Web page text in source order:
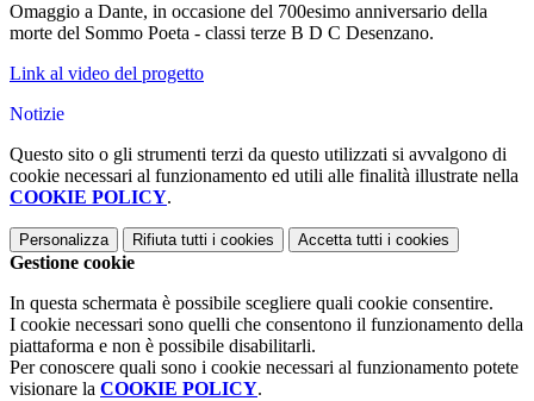
Omaggio a Dante, in occasione del 700esimo anniversario della
morte del Sommo Poeta - classi terze B D C Desenzano.
Link al video del progetto
Notizie
Questo sito o gli strumenti terzi da questo utilizzati si avvalgono di
cookie necessari al funzionamento ed utili alle finalità illustrate nella
COOKIE POLICY.
Personalizza Rifiuta tutti i cookies Accetta tutti i cookies
Gestione cookie
In questa schermata è possibile scegliere quali cookie consentire.
I cookie necessari sono quelli che consentono il funzionamento della
piattaforma e non è possibile disabilitarli.
Per conoscere quali sono i cookie necessari al funzionamento potete
visionare la COOKIE POLICY.